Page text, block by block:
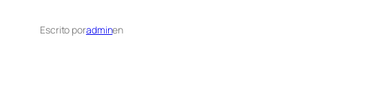
Escrito poradminen